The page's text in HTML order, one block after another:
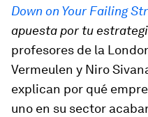
Down on Your Failing
apuesta por tu
profesores de la
Vermeulen y Niro
explican por qué
uno en su sector